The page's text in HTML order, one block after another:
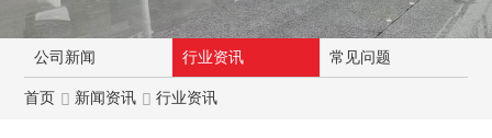
公司新闻 行业资讯 常见问题
首页 新闻资讯 行业资讯